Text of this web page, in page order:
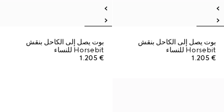
بوت يصل إلى الكاحل بنقش
Horsebit للنساء
€ 1.205
بوت يصل إلى الكاحل بنقش
Horsebit للنساء
€ 1.205